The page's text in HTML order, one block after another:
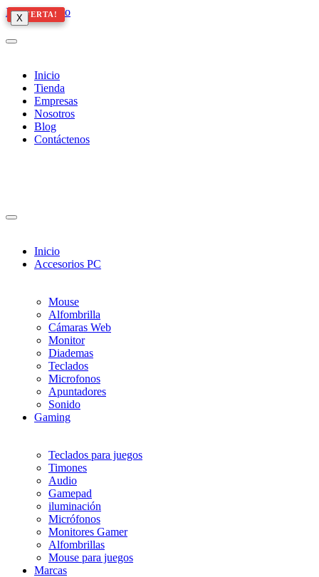
Ir al contenido
Inicio
Tienda
Empresas
Nosotros
Blog
Contáctenos
X
Inicio
Accesorios PC
Mouse
Alfombrilla
Cámaras Web
Monitor
Diademas
Teclados
Microfonos
Apuntadores
Sonido
Gaming
Teclados para juegos
Timones
Audio
Gamepad
iluminación
Micrófonos
Monitores Gamer
Alfombrillas
Mouse para juegos
Marcas
X
X
¡OFERTA!
¡OFERTA!
¡OFERTA!